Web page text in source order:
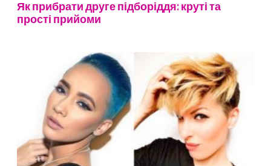
Як прибрати друге підборіддя: круті та
прості прийоми